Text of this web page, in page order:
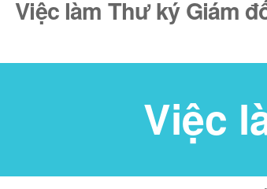
Việc làm Thư ký Giám
Việc